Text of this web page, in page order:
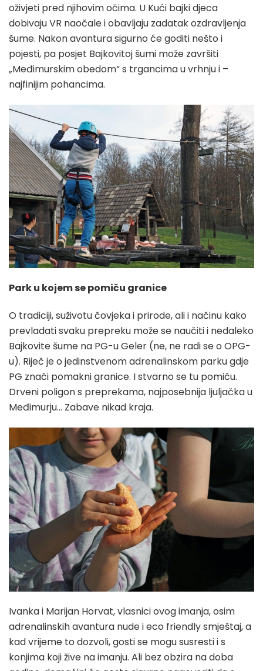
oživjeti pred njihovim očima. U Kući bajki djeca
dobivaju VR naočale i obavljaju zadatak ozdravljenja
šume. Nakon avantura sigurno će goditi nešto i
pojesti, pa posjet Bajkovitoj šumi može završiti
„Međimurskim obedom“ s trgancima u vrhnju i –
najfinijim pohancima.
Park u kojem se pomiču granice
O tradiciji, suživotu čovjeka i prirode, ali i načinu kako
prevladati svaku prepreku može se naučiti i nedaleko
Bajkovite šume na PG-u Geler (ne, ne radi se o OPG-
u). Riječ je o jedinstvenom adrenalinskom parku gdje
PG znači pomakni granice. I stvarno se tu pomiču.
Drveni poligon s preprekama, najposebnija ljuljačka u
Međimurju… Zabave nikad kraja.
Ivanka i Marijan Horvat, vlasnici ovog imanja, osim
adrenalinskih avantura nude i eco friendly smještaj, a
kad vrijeme to dozvoli, gosti se mogu susresti i s
konjima koji žive na imanju. Ali bez obzira na doba